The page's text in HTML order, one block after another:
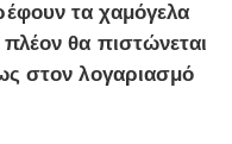
τα χαμόγελα
θα πιστώνεται
στον λογαριασμό